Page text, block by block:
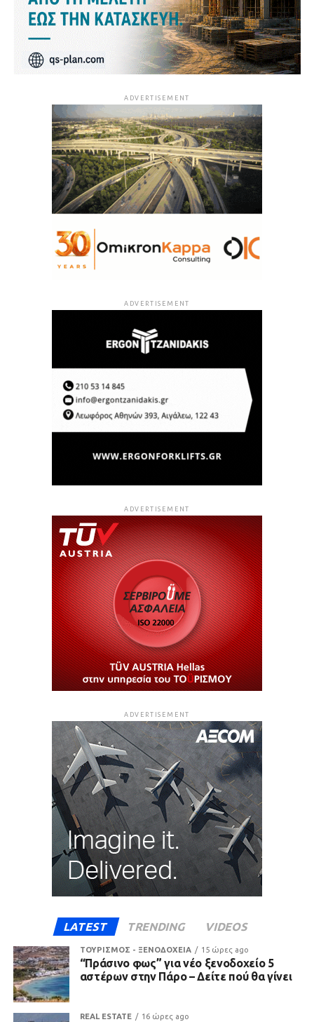
ADVERTISEMENT
ADVERTISEMENT
ADVERTISEMENT
ADVERTISEMENT
LATEST TRENDING VIDEOS
ΤΟΥΡΙΣΜΟΣ - ΞΕΝΟΔΟΧΕΙΑ 15 ώρες ago
“Πράσινο φως” για νέο ξενοδοχείο 5
αστέρων στην Πάρο – Δείτε πού θα γίνει
REAL ESTATE 16 ώρες ago